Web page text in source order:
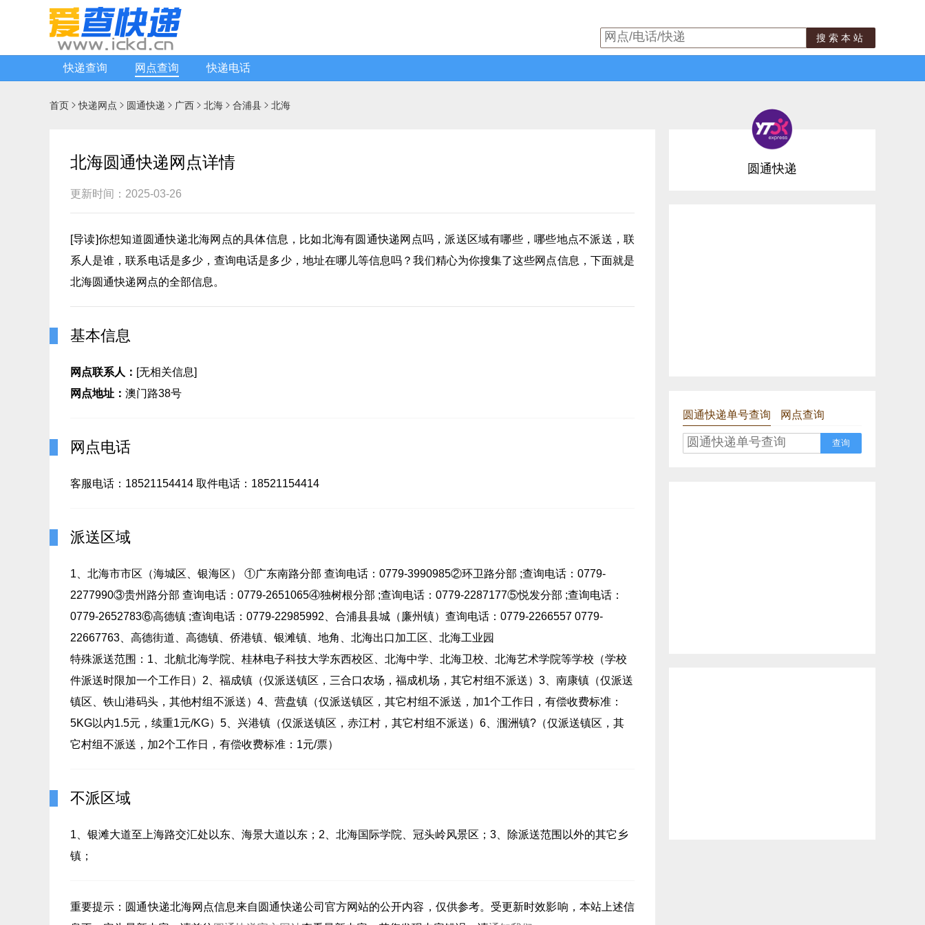
搜索本站
快递查询 网点查询 快递电话
首页 快递网点  圆通快递  广西  北海  合浦县  北海
北海圆通快递网点详情
更新时间：2025-03-26
[导读]你想知道圆通快递北海网点的具体信息，比如北海有圆通快递网点吗，派送区域有哪些，哪些地点不派送，联
系人是谁，联系电话是多少，查询电话是多少，地址在哪儿等信息吗？我们精心为你搜集了这些网点信息，下面就是
北海圆通快递网点的全部信息。
基本信息
网点联系人： [无相关信息]
网点地址： 澳门路38号
网点电话
客服电话：18521154414 取件电话：18521154414
派送区域
1、北海市市区（海城区、银海区） ①广东南路分部 查询电话：0779-3990985②环卫路分部 ;查询电话：0779-
2277990③贵州路分部 查询电话：0779-2651065④独树根分部 ;查询电话：0779-2287177⑤悦发分部 ;查询电话：
0779-2652783⑥高德镇 ;查询电话：0779-22985992、合浦县县城（廉州镇）查询电话：0779-2266557 0779-
22667763、高德街道、高德镇、侨港镇、银滩镇、地角、北海出口加工区、北海工业园
特殊派送范围：1、北航北海学院、桂林电子科技大学东西校区、北海中学、北海卫校、北海艺术学院等学校（学校
件派送时限加一个工作日）2、福成镇（仅派送镇区，三合口农场，福成机场，其它村组不派送）3、南康镇（仅派送
镇区、铁山港码头，其他村组不派送）4、营盘镇（仅派送镇区，其它村组不派送，加1个工作日，有偿收费标准：
5KG以内1.5元，续重1元/KG）5、兴港镇（仅派送镇区，赤江村，其它村组不派送）6、涠洲镇?（仅派送镇区，其
它村组不派送，加2个工作日，有偿收费标准：1元/票）
不派区域
1、银滩大道至上海路交汇处以东、海景大道以东；2、北海国际学院、冠头岭风景区；3、除派送范围以外的其它乡
镇；
重要提示： 圆通快递北海网点信息来自圆通快递公司官方网站的公开内容，仅供参考。受更新时效影响，本站上述信
圆通快递
圆通快递单号查询 网点查询
查询